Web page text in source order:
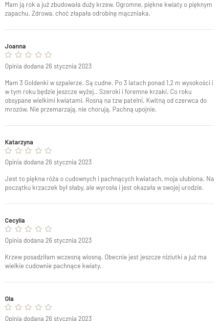
Mam ją rok a już zbudowała duży krzew. Ogromne, piękne kwiaty o pięknym
zapachu. Zdrowa, choć złapała odrobinę mączniaka.
Joanna
Mam 3 Goldenki w szpalerze. Są cudne. Po 3 latach ponad 1,2 m wysokości i
w tym roku będzie jeszcze wyżej.. Szeroki i foremne krzaki. Co roku
obsypane wielkimi kwiatami. Rosną na tzw patelni. Kwitną od czerwca do
mrozów. Nie przemarzają, nie chorują. Pachną upojnie.
Katarzyna
Opinia dodana 26 stycznia 2023
Jest to piękna róża o cudownych i pachnących kwiatach, moja ulubiona. Na
początku krzaczek był słaby, ale wyrosła i jest okazała w swojej urodzie.
Cecylia
Opinia dodana 26 stycznia 2023
Krzew posadziłam wczesną wiosną. Obecnie jest jeszcze niziutki a już ma
wielkie cudownie pachnące kwiaty.
Ola
Opinia dodana 26 stycznia 2023
Opinia dodana 26 stycznia 2023